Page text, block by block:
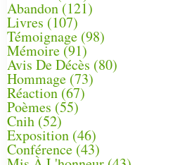
Abandon(121)
Livres (107)
Témoignage (98)
Mémoire (91)
Avis De Décès (80)
Hommage (73)
Réaction(67)
Poèmes (55)
Cnih (52)
Exposition (46)
Conférence(43)